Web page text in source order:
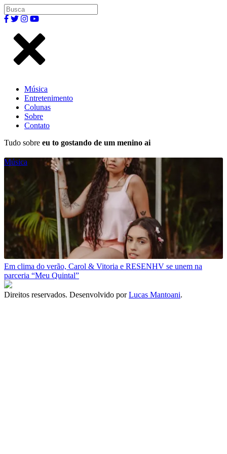
Música
Entretenimento
Colunas
Sobre
Contato
Tudo sobre eu to gostando de um menino ai
Música
Em clima do verão, Carol & Vitoria e RESENHV se unem na
parceria “Meu Quintal”
Direitos reservados. Desenvolvido porLucas Mantoani.